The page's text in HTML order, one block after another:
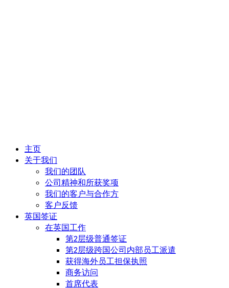
主页
关于我们
我们的团队
公司精神和所获奖项
我们的客户与合作方
客户反馈
英国签证
在英国工作
第2层级普通签证
第2层级跨国公司内部员工派遣
获得海外员工担保执照
商务访问
首席代表